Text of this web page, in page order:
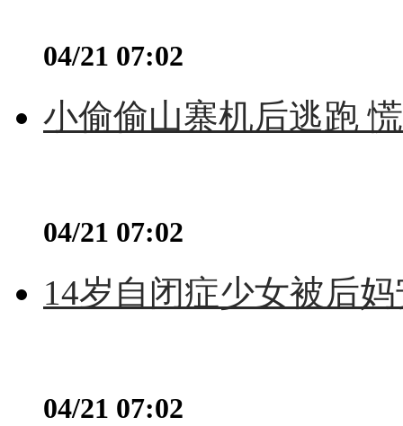
04/21 07:02
小偷偷山寨机后逃跑
04/21 07:02
14岁自闭症少女被后
04/21 07:02